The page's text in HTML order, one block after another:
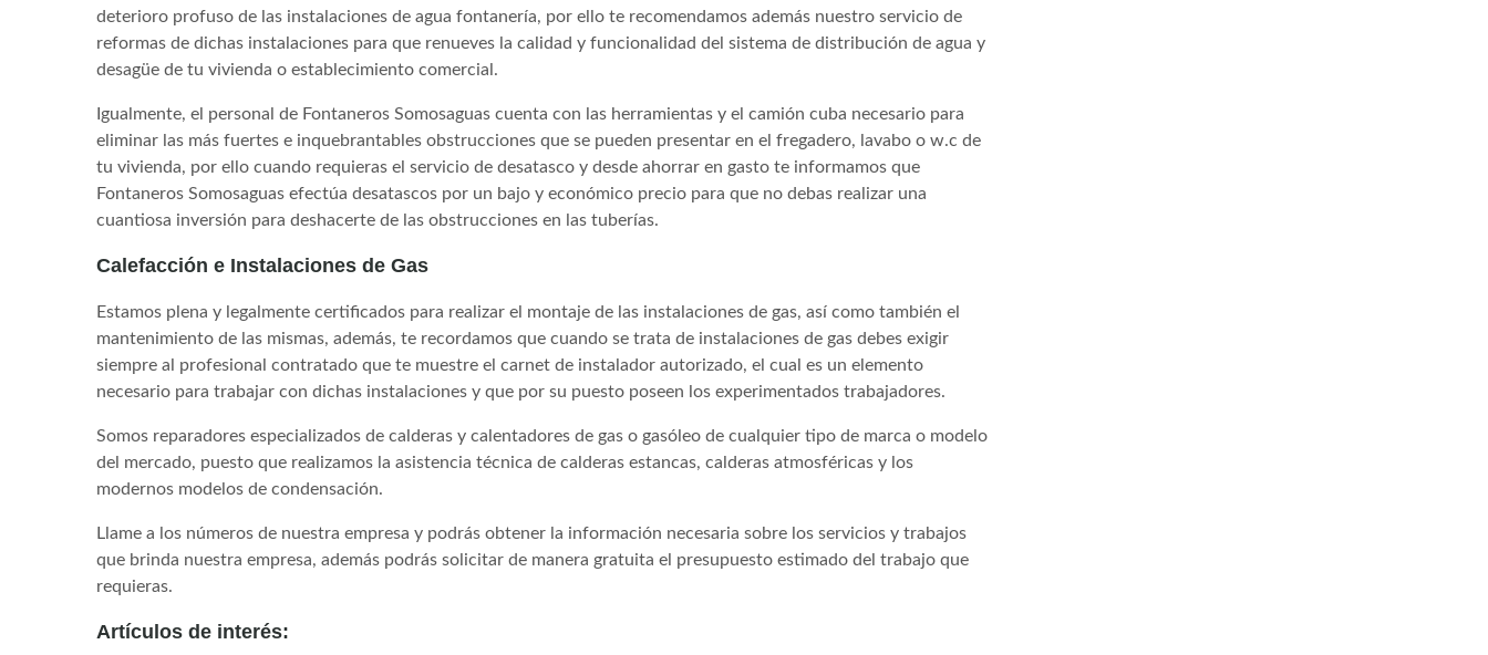
deterioro profuso de las instalaciones de agua fontanería, por ello te recomendamos además nuestro servicio de
reformas de dichas instalaciones para que renueves la calidad y funcionalidad del sistema de distribución de agua y
desagüe de tu vivienda o establecimiento comercial.
Igualmente, el personal de Fontaneros Somosaguas cuenta con las herramientas y el camión cuba necesario para
eliminar las más fuertes e inquebrantables obstrucciones que se pueden presentar en el fregadero, lavabo o w.c de
tu vivienda, por ello cuando requieras el servicio de desatasco y desde ahorrar en gasto te informamos que
Fontaneros Somosaguas efectúa desatascos por un bajo y económico precio para que no debas realizar una
cuantiosa inversión para deshacerte de las obstrucciones en las tuberías.
Calefacción e Instalaciones de Gas
Estamos plena y legalmente certificados para realizar el montaje de las instalaciones de gas, así como también el
mantenimiento de las mismas, además, te recordamos que cuando se trata de instalaciones de gas debes exigir
siempre al profesional contratado que te muestre el carnet de instalador autorizado, el cual es un elemento
necesario para trabajar con dichas instalaciones y que por su puesto poseen los experimentados trabajadores.
Somos reparadores especializados de calderas y calentadores de gas o gasóleo de cualquier tipo de marca o modelo
del mercado, puesto que realizamos la asistencia técnica de calderas estancas, calderas atmosféricas y los
modernos modelos de condensación.
Llame a los números de nuestra empresa y podrás obtener la información necesaria sobre los servicios y trabajos
que brinda nuestra empresa, además podrás solicitar de manera gratuita el presupuesto estimado del trabajo que
requieras.
Artículos de interés: